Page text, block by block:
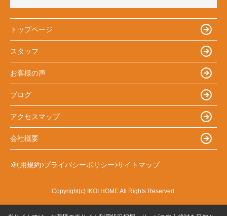
トップページ
スタッフ
お客様の声
ブログ
アクセスマップ
会社概要
利用規約 プライバシーポリシー サイトマップ
Copyright(c) IKOI HOME All Rights Reserved.